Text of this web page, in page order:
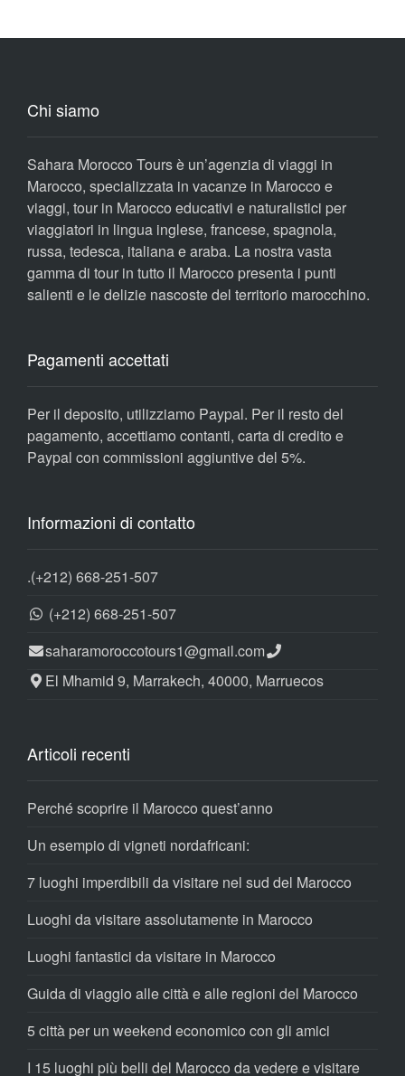
Chi siamo
Sahara Morocco Tours è un’agenzia di viaggi in
Marocco, specializzata in vacanze in Marocco e
viaggi, tour in Marocco educativi e naturalistici per
viaggiatori in lingua inglese, francese, spagnola,
russa, tedesca, italiana e araba. La nostra vasta
gamma di tour in tutto il Marocco presenta i punti
salienti e le delizie nascoste del territorio marocchino.
Pagamenti accettati
Per il deposito, utilizziamo Paypal. Per il resto del
pagamento, accettiamo contanti, carta di credito e
Paypal con commissioni aggiuntive del 5%.
Informazioni di contatto
.(+212) 668-251-507
(+212) 668-251-507
saharamoroccotours1@gmail.com
El Mhamid 9, Marrakech, 40000, Marruecos
Articoli recenti
Perché scoprire il Marocco quest’anno
Un esempio di vigneti nordafricani:
7 luoghi imperdibili da visitare nel sud del Marocco
Luoghi da visitare assolutamente in Marocco
Luoghi fantastici da visitare in Marocco
Guida di viaggio alle città e alle regioni del Marocco
5 città per un weekend economico con gli amici
I 15 luoghi più belli del Marocco da vedere e visitare